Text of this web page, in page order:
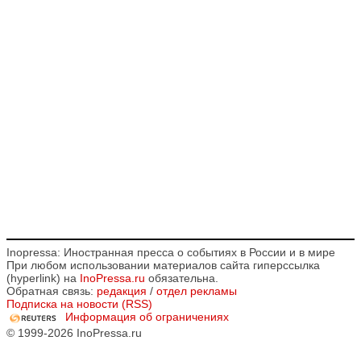
Inopressa: Иностранная пресса о событиях в России и в мире
При любом использовании материалов сайта гиперссылка
(hyperlink) на InoPressa.ru обязательна.
Обратная связь: редакция / отдел рекламы
Подписка на новости (RSS)
Информация об ограничениях
© 1999-2026 InoPressa.ru